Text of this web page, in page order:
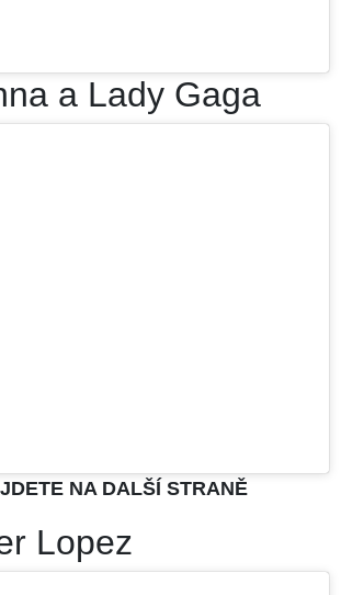
a Lady Gaga
NA DALŠÍ STRANĚ
Lopez